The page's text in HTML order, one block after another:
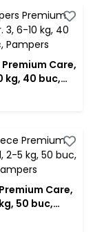
Care,
kg, 40 buc,
Care,
50 buc,